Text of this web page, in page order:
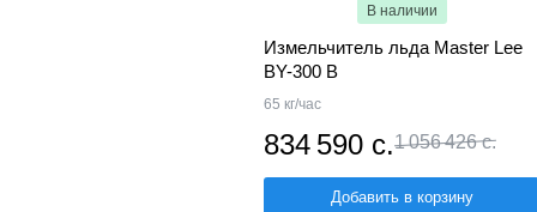
В наличии
Измельчитель льда Master Lee
BY-300 B
65 кг/час
834 590 с.1 056 426 с.
Добавить в корзину